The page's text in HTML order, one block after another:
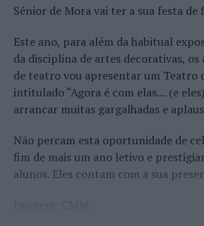
Sénior de Mora vai ter a sua festa
Este ano, para além da habitual
da disciplina de artes decorativas,
de teatro vou apresentar um Teatro
intitulado “Agora é com elas… (e
arrancar muitas gargalhadas e
Não percam esta oportunidade de
fim de mais um ano letivo e
alunos. Eles contam com a sua